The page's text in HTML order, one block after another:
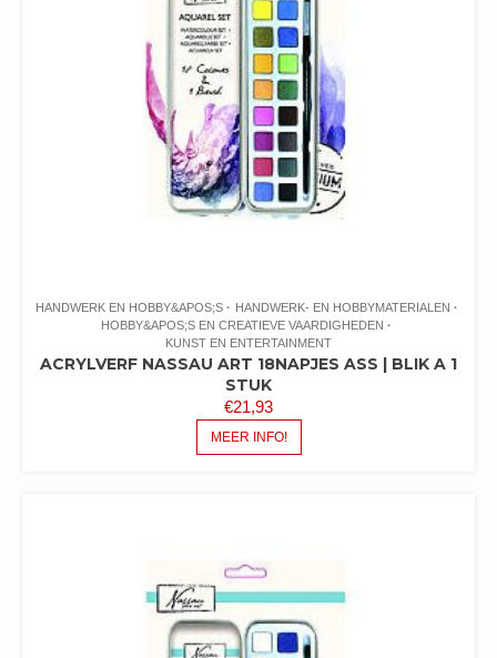
HANDWERK EN HOBBY&APOS;S
HANDWERK- EN HOBBYMATERIALEN
HOBBY&APOS;S EN CREATIEVE VAARDIGHEDEN
KUNST EN ENTERTAINMENT
ACRYLVERF NASSAU ART 18NAPJES ASS | BLIK A 1
STUK
€21,93
MEER INFO!